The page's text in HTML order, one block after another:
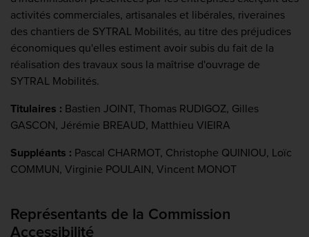
activités commerciales, artisanales et libérales, riveraines
des chantiers de SYTRAL Mobilités, au titre des préjudices
économiques qu'elles estiment avoir subis du fait de la
réalisation des travaux sous la maîtrise d'ouvrage de
SYTRAL Mobilités.
Titulaires : Bastien JOINT, Thomas RUDIGOZ, Gilles
GASCON, Jérémie BREAUD, Matthieu VIEIRA
Suppléants : Pascal CHARMOT, Christophe QUINIOU, Loïc
COMMUN, Virginie POULAIN, Vincent MONOT
Représentants de la Commission
Accessibilité